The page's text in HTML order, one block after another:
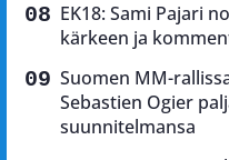
EK18: Sami Pajari
kärkeen ja
Suomen MM-
Sebastien Ogier
suunnitelmansa